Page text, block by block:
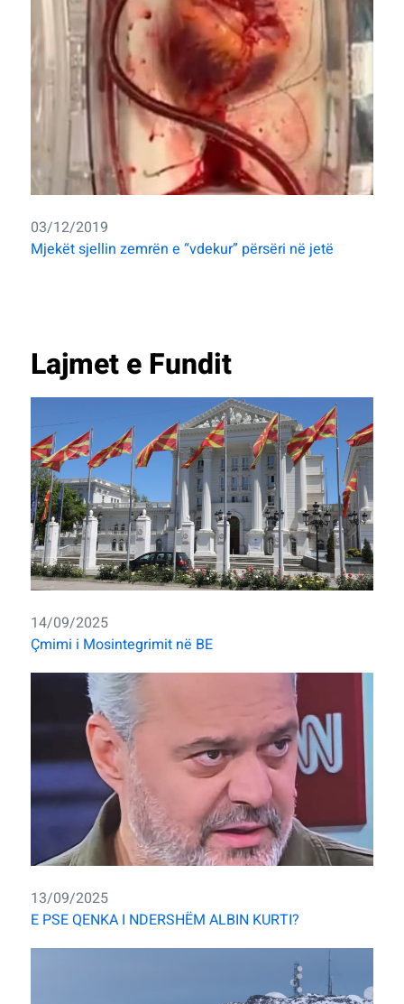
03/12/2019
Mjekët sjellin zemrën e “vdekur” përsëri në jetë
Lajmet e Fundit
14/09/2025
Çmimi i Mosintegrimit në BE
13/09/2025
E PSE QENKA I NDERSHËM ALBIN KURTI?